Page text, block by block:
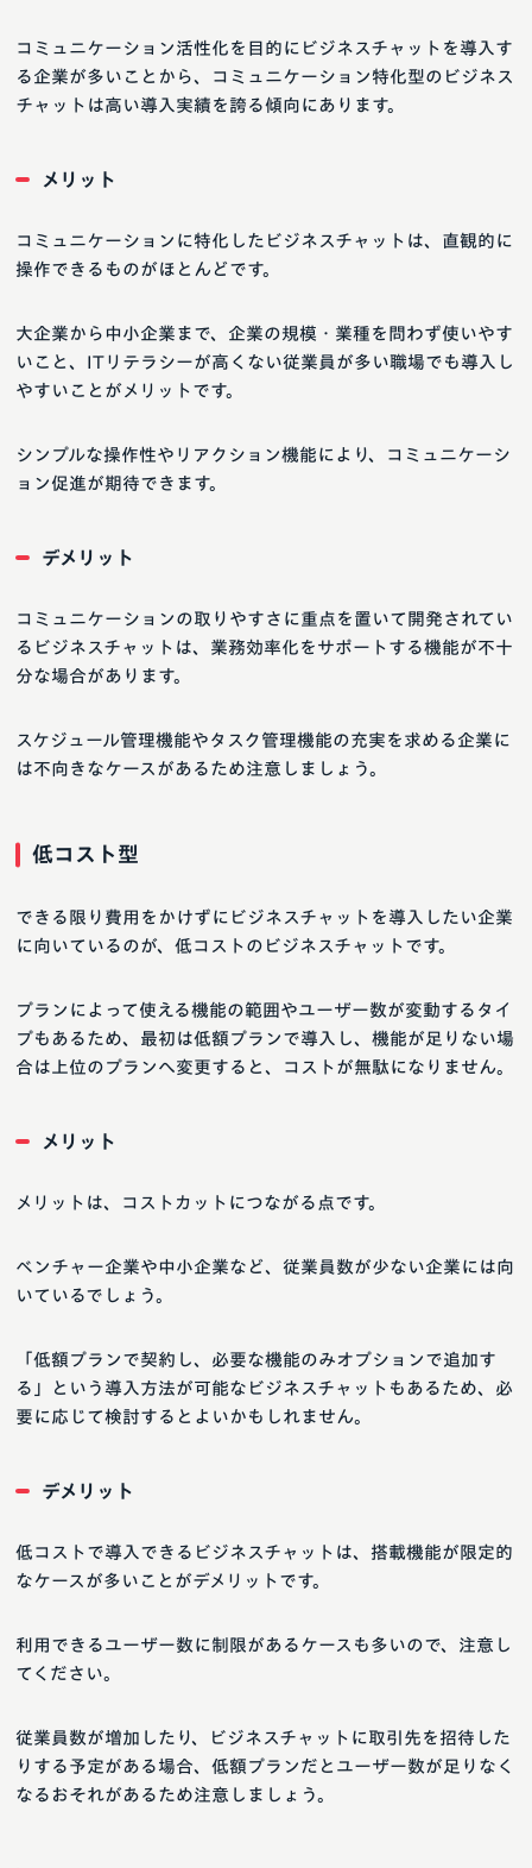
コミュニケーション活性化を目的にビジネスチャットを導入す
る企業が多いことから、コミュニケーション特化型のビジネス
チャットは高い導入実績を誇る傾向にあります。
メリット
コミュニケーションに特化したビジネスチャットは、直観的に
操作できるものがほとんどです。
大企業から中小企業まで、企業の規模・業種を問わず使いやす
いこと、ITリテラシーが高くない従業員が多い職場でも導入し
やすいことがメリットです。
シンプルな操作性やリアクション機能により、コミュニケーシ
ョン促進が期待できます。
デメリット
コミュニケーションの取りやすさに重点を置いて開発されてい
るビジネスチャットは、業務効率化をサポートする機能が不十
分な場合があります。
スケジュール管理機能やタスク管理機能の充実を求める企業に
は不向きなケースがあるため注意しましょう。
低コスト型
できる限り費用をかけずにビジネスチャットを導入したい企業
に向いているのが、低コストのビジネスチャットです。
プランによって使える機能の範囲やユーザー数が変動するタイ
プもあるため、最初は低額プランで導入し、機能が足りない場
合は上位のプランへ変更すると、コストが無駄になりません。
メリット
メリットは、コストカットにつながる点です。
ベンチャー企業や中小企業など、従業員数が少ない企業には向
いているでしょう。
「低額プランで契約し、必要な機能のみオプションで追加す
る」という導入方法が可能なビジネスチャットもあるため、必
要に応じて検討するとよいかもしれません。
デメリット
低コストで導入できるビジネスチャットは、搭載機能が限定的
なケースが多いことがデメリットです。
利用できるユーザー数に制限があるケースも多いので、注意し
てください。
従業員数が増加したり、ビジネスチャットに取引先を招待した
りする予定がある場合、低額プランだとユーザー数が足りなく
なるおそれがあるため注意しましょう。